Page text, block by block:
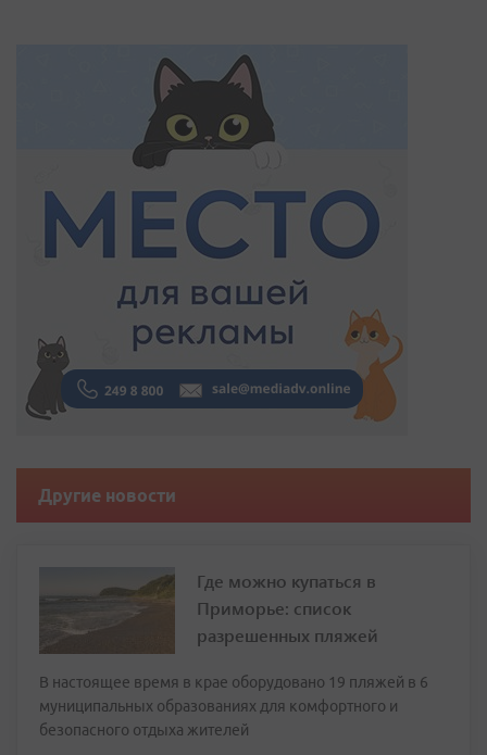
Другие новости
Где можно купаться в
Приморье: список
разрешенных пляжей
В настоящее время в крае оборудовано 19 пляжей в 6
муниципальных образованиях для комфортного и
безопасного отдыха жителей